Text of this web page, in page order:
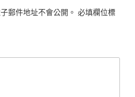
郵件地址不會公開。 必填欄位標